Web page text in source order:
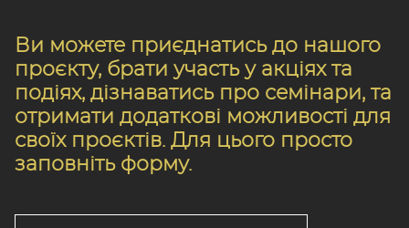
Ви можете приєднатись до нашого
проєкту, брати участь у акціях та
подіях, дізнаватись про семінари, та
отримати додаткові можливості для
своїх проєктів. Для цього просто
заповніть форму.